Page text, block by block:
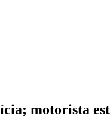
motorista